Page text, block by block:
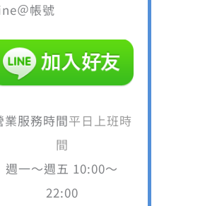
＠帳號
業服務時間平日上班時
間
週一～週五 10:00～
22:00